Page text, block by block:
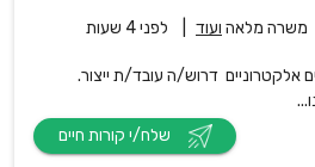
משרה מלאה ועוד לפני 4 שעות
אלקטרוניים דרוש/ה עובד/ת ייצור.